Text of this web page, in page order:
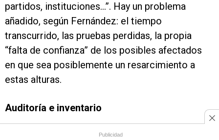
partidos, instituciones...”. Hay un problema
añadido, según Fernández: el tiempo
transcurrido, las pruebas perdidas, la propia
“falta de confianza” de los posibles afectados
en que sea posiblemente un resarcimiento a
estas alturas.
Auditoría e inventario
El proyecto de ley incluye en la última versión
Publicidad